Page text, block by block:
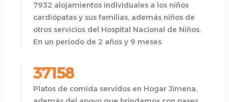
7932 alojamientos individuales a los niños
cardiópatas y sus familias, además niños de
otros servicios del Hospital Nacional de Niños.
En un periodo de 2 años y 9 meses
Platos de comida servidos en Hogar Jimena,
37158